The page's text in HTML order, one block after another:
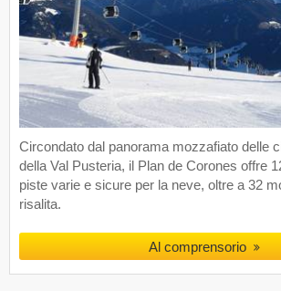
Circondato dal panorama mozzafiato delle
della Val Pusteria, il Plan de Corones offre
piste varie e sicure per la neve, oltre a 32
risalita.
Al comprensorio